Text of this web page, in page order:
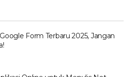
Form Terbaru 2025, Jangan